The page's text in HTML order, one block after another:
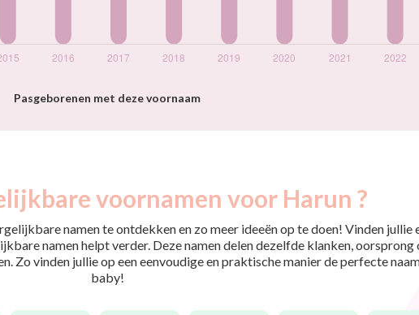
Pasgeborenen met deze voornaam
voornamen voor Harun ?
namen te ontdekken en zo meer ideeën op te doen! Vinden jullie
namen helpt verder. Deze namen delen dezelfde klanken,
Zo vinden jullie op een eenvoudige en praktische manier de perfecte
baby!